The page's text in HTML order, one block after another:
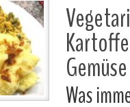
Gemüse
Was